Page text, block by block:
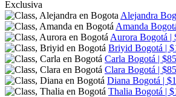
Exclusiva
Alejandra
Amanda
Aurora Bogotá |
Briyid Bogotá |
Carla Bogotá |
Clara Bogotá |
Diana Bogotá |
Thalia Bogotá |